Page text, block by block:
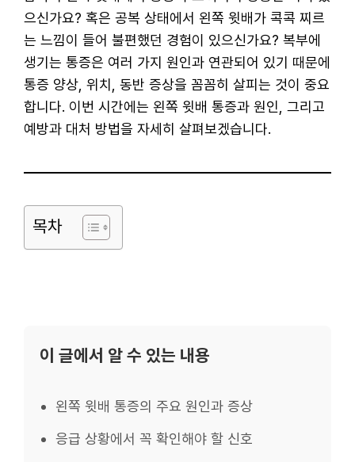
으신가요? 혹은 공복 상태에서 왼쪽 윗배가 콕콕 찌르
는 느낌이 들어 불편했던 경험이 있으신가요? 복부에
생기는 통증은 여러 가지 원인과 연관되어 있기 때문에
통증 양상, 위치, 동반 증상을 꼼꼼히 살피는 것이 중요
합니다. 이번 시간에는 왼쪽 윗배 통증과 원인, 그리고
예방과 대처 방법을 자세히 살펴보겠습니다.
목차
이 글에서 알 수 있는 내용
왼쪽 윗배 통증의 주요 원인과 증상
응급 상황에서 꼭 확인해야 할 신호